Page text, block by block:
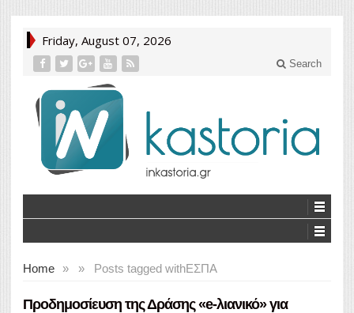
Friday, August 07, 2026
Search
Home » Posts tagged with
» ΕΣΠΑ
Προδημοσίευση της Δράσης «e-λιανικό» για